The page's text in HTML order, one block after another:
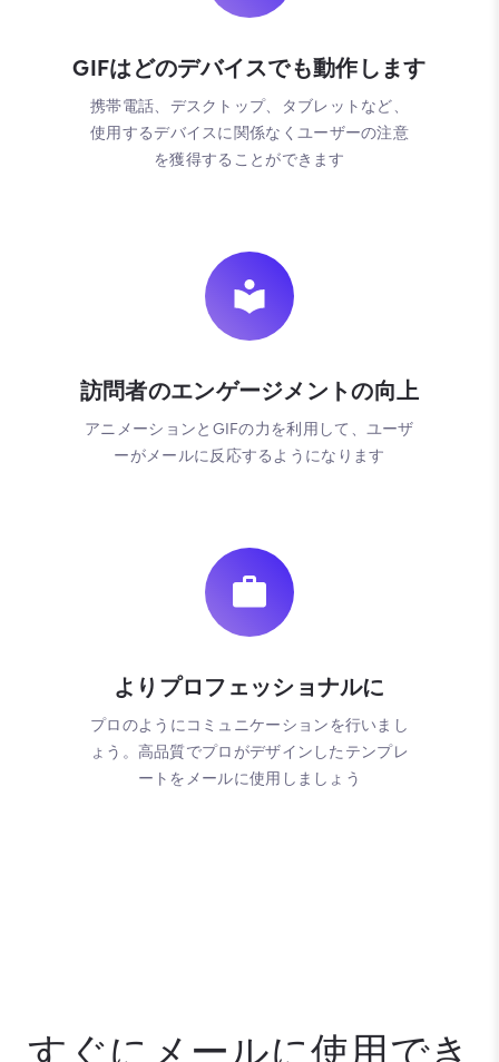
GIFはどのデバイスでも動作します
携帯電話、デスクトップ、タブレットなど、
使用するデバイスに関係なくユーザーの注意
を獲得することができます
訪問者のエンゲージメントの向上
アニメーションとGIFの力を利用して、ユーザ
ーがメールに反応するようになります
よりプロフェッショナルに
プロのようにコミュニケーションを行いまし
ょう。高品質でプロがデザインしたテンプレ
ートをメールに使用しましょう
すぐにメールに使用でき